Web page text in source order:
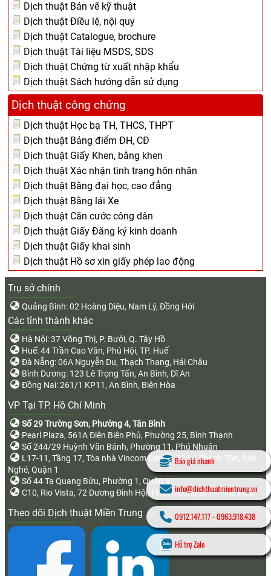
Dịch thuật Bản vẽ kỹ thuật
Dịch thuật Điều lệ, nội quy
Dịch thuật Catalogue, brochure
Dịch thuật Tài liệu MSDS, SDS
Dịch thuật Chứng từ xuất nhập khẩu
Dịch thuật Sách hướng dẫn sử dụng
Dịch thuật công chứng
Dịch thuật Học bạ TH, THCS, THPT
Dịch thuật Bảng điểm ĐH, CĐ
Dịch thuật Giấy Khen, bằng khen
Dịch thuật Xác nhận tình trạng hôn nhân
Dịch thuật Bằng đại học, cao đẳng
Dịch thuật Bằng lái Xe
Dịch thuật Căn cước công dân
Dịch thuật Giấy Đăng ký kinh doanh
Dịch thuật Giấy khai sinh
Dịch thuật Hồ sơ xin giấy phép lao động
Trụ sở chính
Quảng Bình: 02 Hoàng Diệu, Nam Lý, Đồng Hới
Các tỉnh thành khác
Hà Nội: 37 Võng Thị, P. Bưởi, Q. Tây Hồ
Huế: 44 Trần Cao Vân, Phú Hội, TP. Huế
Đà Nẵng: 06A Nguyễn Du, Thạch Thang, Hải Châu
Bình Dương: 123 Lê Trọng Tấn, An Bình, Dĩ An
Đồng Nai: 261/1 KP11, An Bình, Biên Hòa
VP Tại TP. Hồ Chí Minh
Số 29 Trường Sơn, Phường 4, Tân Bình
Pearl Plaza, 561A Điện Biên Phủ, Phường 25, Bình Thạnh
Số 244/29 Huỳnh Văn Bánh, Phường 11, Phú Nhuận
L17-11, Tầng 17, Tòa nhà Vincom Center, 72 Lê Thánh Tôn, Bến
Nghé, Quận 1
Số 44 Tạ Quang Bửu, Phường 1, Quận 8
C10, Rio Vista, 72 Dương Đình Hội, Phước Long B, TP. Thủ Đức
Theo dõi Dịch thuật Miền Trung
Báo giá nhanh
info@dichthuatmientrung.vn
0912.147.117-0963.918.438
Hỗ trợ Zalo